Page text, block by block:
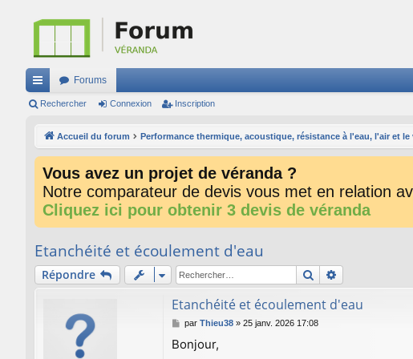
ac
Forums
Rechercher Connexion Inscription
Accueil du forum Performance thermique, acoustique, résistance à l'eau, l'air et le
Vous avez un projet de véranda ?
Notre comparateur de devis vous met en relation
Cliquez ici pour obtenir 3 devis de véranda
Etanchéité et écoulement d'eau
Répondre Rechercher
Etanchéité et écoulement d'eau
M
s
par Thieu38» 25 janv. 2026 17:08
Bonjour,